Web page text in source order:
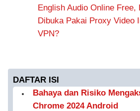
English Audio Online Free,
Dibuka Pakai Proxy Video
VPN?
DAFTAR ISI
Bahaya dan Risiko
Chrome 2024 Android